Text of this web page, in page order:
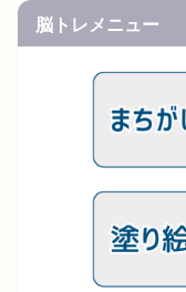
脳トレメニュー